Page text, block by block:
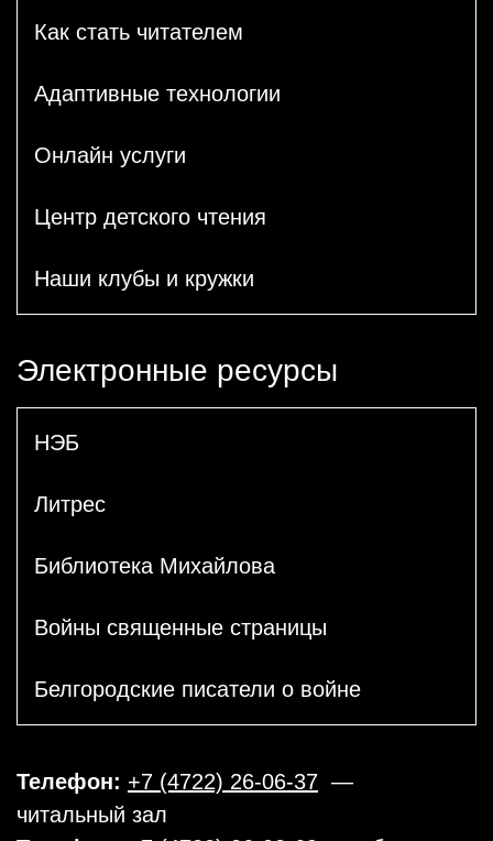
Как стать читателем
Адаптивные технологии
Онлайн услуги
Центр детского чтения
Наши клубы и кружки
Электронные ресурсы
НЭБ
Литрес
Библиотека Михайлова
Войны священные страницы
Белгородские писатели о войне
Телефон: +7 (4722) 26-06-37 —
читальный зал